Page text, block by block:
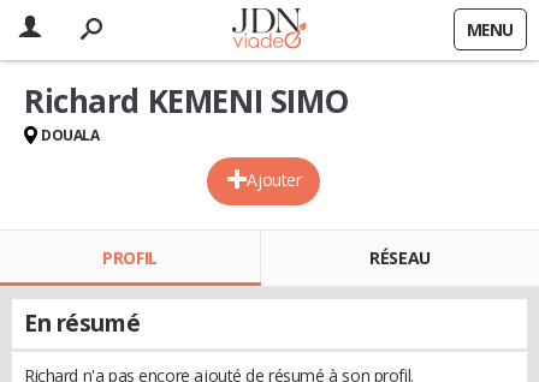
MENU
Ajouter
Richard KEMENI SIMO
DOUALA
PROFIL RÉSEAU
En résumé
Richard n'a pas encore ajouté de résumé à son profil.